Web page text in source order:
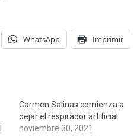
WhatsApp Imprimir
Carmen Salinas comienza a
dejar el respirador artificial
noviembre 30, 2021